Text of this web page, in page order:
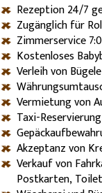
Rezeption 24/7
Zugänglich für
Zimmerservice
Kostenloses
Verleih von
Vermietung von
Taxi-
Akzeptanz von
Verkauf von
Postkarten,